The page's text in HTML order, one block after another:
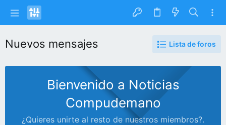
Nuevos mensajes Lista de foros
Bienvenido a Noticias
Compudemano
¿Quieres unirte al resto de nuestros miembros?.